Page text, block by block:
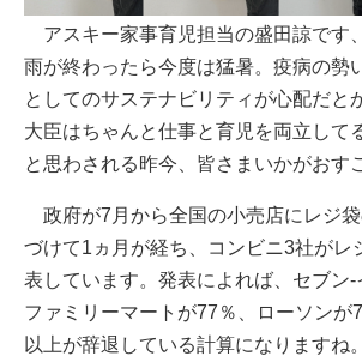
アスキー家事育児担当の盛田諒です
雨が終わったら今度は猛暑。疫病の勢
としてのサステナビリティが心配だと
大臣はちゃんと仕事と育児を両立して
と思わされる昨今、皆さまいかがおす
政府が7月から全国の小売店にレジ
づけて1ヵ月が経ち、コンビニ3社がレ
表しています。発表によれば、セブン-
ファミリーマートが77％、ローソンが
以上が辞退している計算になりますね。